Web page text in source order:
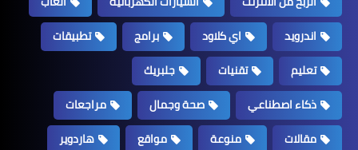
اندرويد
اي كلاود برامج
تطبيقات
تعليم
تقنيات
جلبريك
ذكاء اصطناعي
صحة وجمال
مراجعات
مقالات
منوعة مواقع
هاردوير